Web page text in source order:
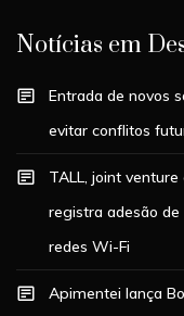
Notícias em
Entrada de novos
evitar conflitos
TALL, joint
registra adesão
redes Wi-Fi
Apimentei lança